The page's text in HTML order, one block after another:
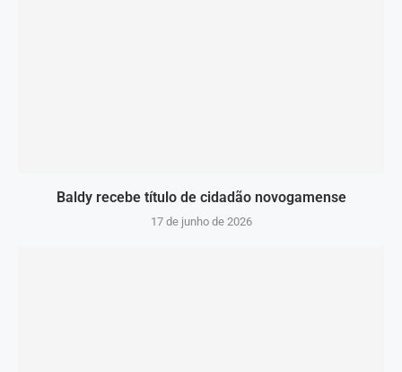
Baldy recebe título de cidadão novogamense
17 de junho de 2026